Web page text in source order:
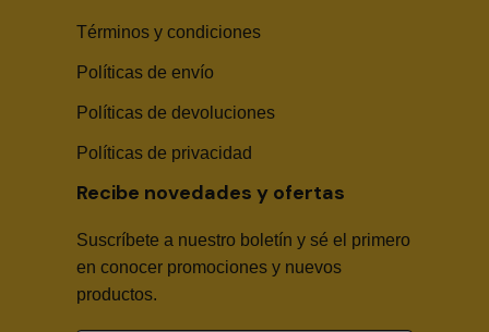
Términos y condiciones
Políticas de envío
Políticas de devoluciones
Políticas de privacidad
Recibe novedades y ofertas
Suscríbete a nuestro boletín y sé el primero
en conocer promociones y nuevos
productos.
Sika Center AI
🤖